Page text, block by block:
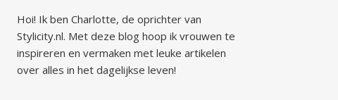
Hoi! Ik ben Charlotte, de oprichter van
Stylicity.nl. Met deze blog hoop ik vrouwen te
inspireren en vermaken met leuke artikelen
over alles in het dagelijkse leven!